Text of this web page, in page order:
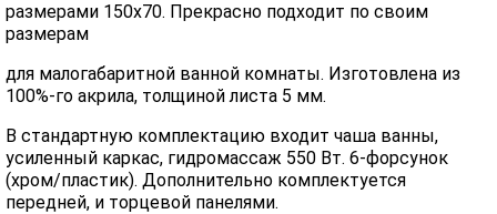
размерами 150х70. Прекрасно подходит по своим
размерам
для малогабаритной ванной комнаты. Изготовлена из
100%-го акрила, толщиной листа 5 мм.
В стандартную комплектацию входит чаша ванны,
усиленный каркас, гидромассаж 550 Вт. 6-форсунок
(хром/пластик). Дополнительно комплектуется
передней, и торцевой панелями.